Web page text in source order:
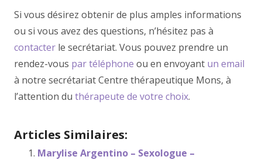
Si vous désirez obtenir de plus amples informations
ou si vous avez des questions, n’hésitez pas à
contacter le secrétariat. Vous pouvez prendre un
rendez-vous par téléphone ou en envoyant un email
à notre secrétariat Centre thérapeutique Mons, à
l’attention du thérapeute de votre choix.
Articles Similaires:
Marylise Argentino – Sexologue –